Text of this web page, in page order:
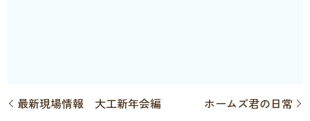
最新現場情報 大工新年会編 ホームズ君の日常